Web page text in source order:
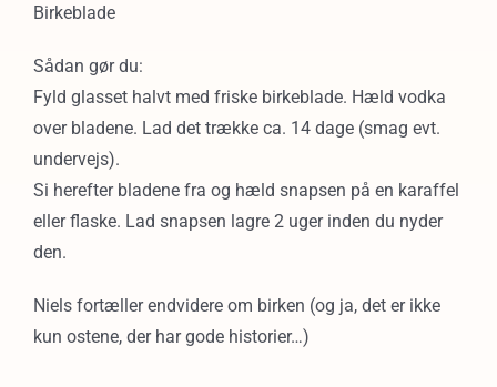
Birkeblade
Sådan gør du:
Fyld glasset halvt med friske birkeblade. Hæld vodka
over bladene. Lad det trække ca. 14 dage (smag evt.
undervejs).
Si herefter bladene fra og hæld snapsen på en karaffel
eller flaske. Lad snapsen lagre 2 uger inden du nyder
den.
Niels fortæller endvidere om birken (og ja, det er ikke
kun ostene, der har gode historier…)